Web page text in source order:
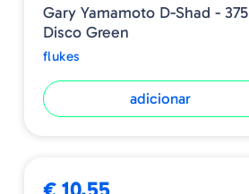
Gary Yamamoto D-Shad - 375
Disco Green
flukes
adicionar